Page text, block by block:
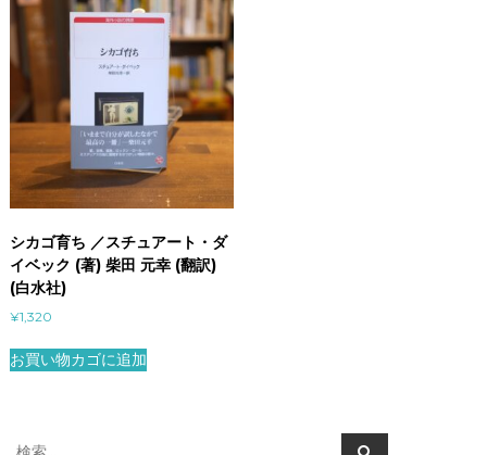
シカゴ育ち ／スチュアート・ダ
イベック (著) 柴田 元幸 (翻訳)
(白水社)
¥1,320
お買い物カゴに追加
検
検